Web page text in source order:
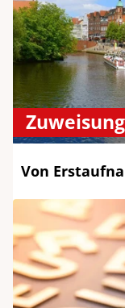
Von